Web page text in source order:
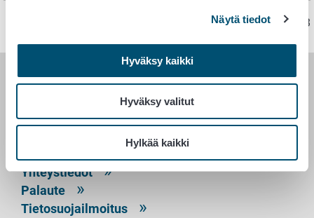
Näytä tiedot
Hyväksy kaikki
Hyväksy valitut
Hylkää kaikki
Sivu on viimeksi päivitetty 5.9.2023
PL 100
00027 RUOKAVIRASTO
Yhteystiedot
Palaute
Tietosuojailmoitus